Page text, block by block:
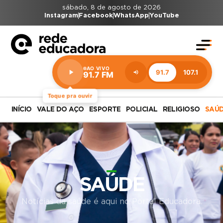
sábado, 8 de agosto de 2026
Instagram FacebookWhatsAppYouTube
Toque pra ouvir
AO VIVO
91.7 FM 91.7 107.1
Estação:
91.7
FM
INÍCIO VALE DO AÇO ESPORTE POLICIAL RELIGIOSO
SAÚDE
Notícias da saúde é aqui no Portal Educadora.